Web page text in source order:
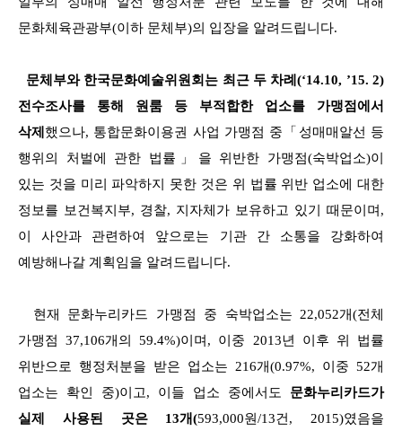
문화체육관광부(이하 문체부)의 입장을 알려드립니 다.
문체부와 한국문화예술위원회는 최근 두 차례(‘14.10, ’15. 2)
전수조사를 통해 원룸 등 부적합한 업소를 가맹점에서
삭제 했으나, 통합문화이용권 사업 가맹점 중「 성매매알선 등
행위의 처벌에 관한 법률」을 위반한 가맹점(숙박업소)이
있는 것을 미리 파악하지 못한 것은 위 법률 위반 업소에 대한
정보를 보건복지부, 경찰, 지자체가 보유하고 있기 때문이며,
이 사안과 관련하여 앞으로는 기관 간 소통을 강화하여
예방해나갈 계획임을 알려드립니다.
현재 문화누리카드 가맹점 중 숙박업소는 22,052개(전체
가맹점 37,106개의 59.4%)이며, 이중 2013년 이후 위 법률
위반으로 행정처분을 받은 업소는 216개(0.97%, 이중 52개
업소는 확인 중)이고, 이들 업소 중에서도 문화누리카드가
실제 사용된 곳은 13개(593,000원/13건, 2015)였음을